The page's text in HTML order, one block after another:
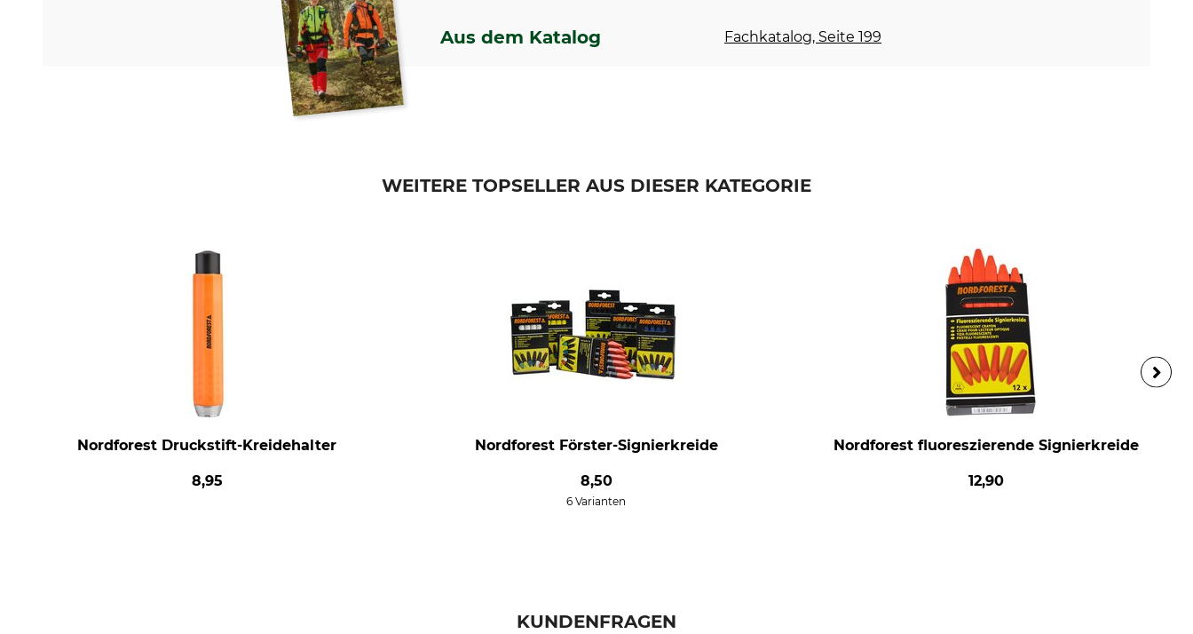
Aus dem Katalog Fachkatalog, Seite 199
WEITERE TOPSELLER AUS DIESER KATEGORIE
Nordforest Druckstift-Kreidehalter
8,95
Nordforest Förster-Signierkreide
8,50
6 Varianten
Nordforest fluoreszierende Signierkreide
12,90
KUNDENFRAGEN